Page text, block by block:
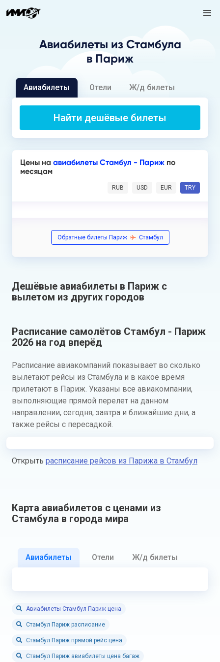
Авиабилеты из Стамбула
в Париж
Авиабилеты Отели Ж/д билеты
Найти дешёвые билеты
Цены на авиабилеты Стамбул - Париж по
месяцам
RUB USD EUR TRY
Обратные билеты Париж Стамбул
Дешёвые авиабилеты в Париж с
вылетом из других городов
Расписание самолётов Стамбул - Париж
2026 на год вперёд
Расписание авиакомпаний показывает во сколько
вылетают рейсы из Стамбула и в какое время
прилетают в Париж. Указаны все авиакомпании,
выполняющие прямой перелет на данном
направлении, сегодня, завтра и ближайшие дни, а
также рейсы с пересадкой.
Открыть расписание рейсов из Парижа в Стамбул
Карта авиабилетов с ценами из
Стамбула в города мира
Авиабилеты Отели Ж/д билеты
Авиабилеты Стамбул Париж цена
Стамбул Париж расписание
Стамбул Париж прямой рейс цена
Стамбул Париж авиабилеты цена багаж